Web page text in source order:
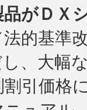
品がＤＸ
法的基準
、大幅
割引価格